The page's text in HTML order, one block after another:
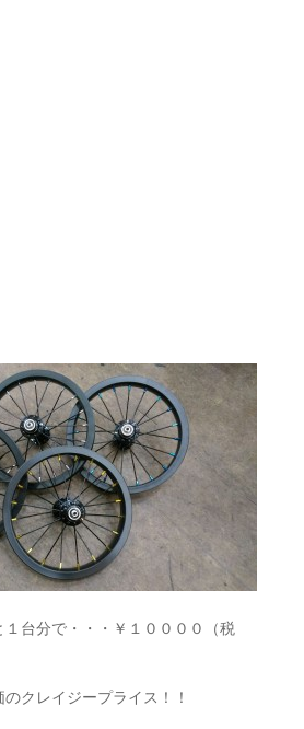
台分で・・・￥１００００（税
クレイジープライス！！